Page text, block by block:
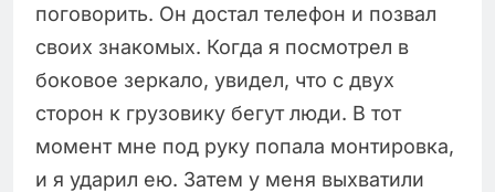
поговорить. Он достал телефон и позвал
своих знакомых. Когда я посмотрел в
боковое зеркало, увидел, что с двух
сторон к грузовику бегут люди. В тот
момент мне под руку попала монтировка,
и я ударил ею. Затем у меня выхватили